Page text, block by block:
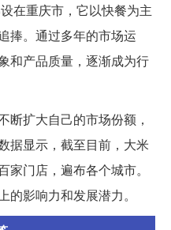
在重庆市，它以快餐为主
捧。通过多年的市场运
和产品质量，逐渐成为行
断扩大自己的市场份额，
据显示，截至目前，大米
门店，遍布各个城市。
影响力和发展潜力。